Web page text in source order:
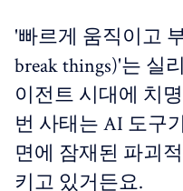
'빠르게 움직이고
break things)'는 실
이전트 시대에 치
번 사태는 AI 도구
면에 잠재된 파괴
키고 있거든요.